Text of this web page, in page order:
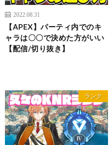
2022.08.31
【APEX】パーティ内でのキ
ャラは〇〇で決めた方がいい
【配信/切り抜き】
ランク